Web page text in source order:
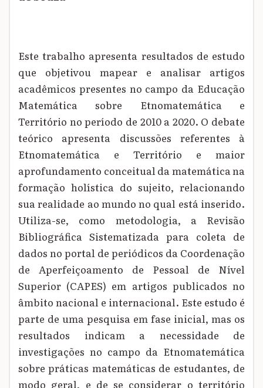
Este trabalho apresenta resultados de estudo
que objetivou mapear e analisar artigos
acadêmicos presentes no campo da Educação
Matemática sobre Etnomatemática e
Território no período de 2010 a 2020. O debate
teórico apresenta discussões referentes à
Etnomatemática e Território e maior
aprofundamento conceitual da matemática na
formação holística do sujeito, relacionando
sua realidade ao mundo no qual está inserido.
Utiliza-se, como metodologia, a Revisão
Bibliográfica Sistematizada para coleta de
dados no portal de periódicos da Coordenação
de Aperfeiçoamento de Pessoal de Nível
Superior (CAPES) em artigos publicados no
âmbito nacional e internacional. Este estudo é
parte de uma pesquisa em fase inicial, mas os
resultados indicam a necessidade de
investigações no campo da Etnomatemática
sobre práticas matemáticas de estudantes, de
modo geral, e de se considerar o território